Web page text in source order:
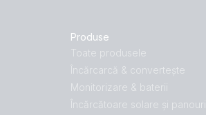
Produse
Toate produsele
Încărcarcă & convertește
Monitorizare & baterii
Încărcătoare solare și panouri